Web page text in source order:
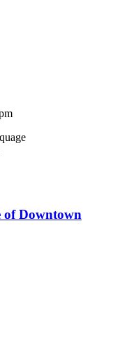
Downtown